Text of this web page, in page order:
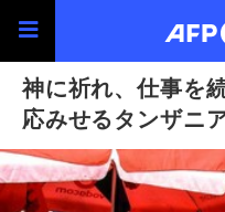
神に祈れ、仕事を
応みせるタンザニ